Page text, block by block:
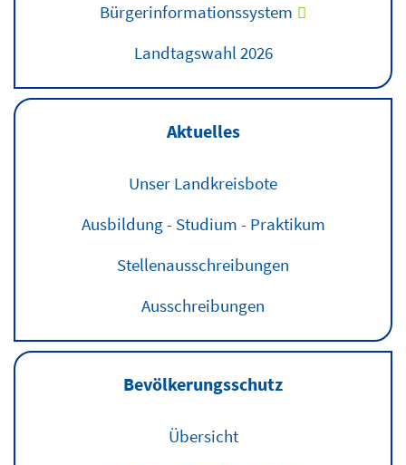
Bürgerinformationssystem
Landtagswahl 2026
Aktuelles
Unser Landkreisbote
Ausbildung - Studium - Praktikum
Stellenausschreibungen
Ausschreibungen
Bevölkerungsschutz
Übersicht